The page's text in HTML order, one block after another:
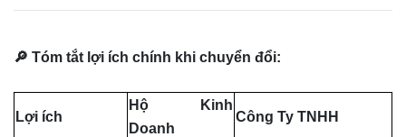
🔎 Tóm tắt lợi ích chính khi chuyển đổi:
Lợi ích
Hộ Kinh
Doanh
Công Ty TNHH